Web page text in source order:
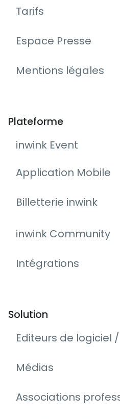
Tarifs
Espace Presse
Mentions légales
Plateforme
inwink Event
Application Mobile
Billetterie inwink
inwink Community
Intégrations
Solution
Editeurs de logiciel /
Médias
Associations